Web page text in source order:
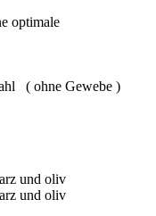
optimale
( ohne Gewebe )